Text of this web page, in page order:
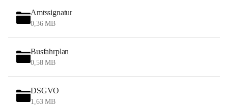
Stössing zählt noch zum Naherholungsraum Wien sowie
zum Naherholungsraum St. Pölten. Viele Bauernhöfe hatten
„ihre Wiener“. Seit 1960 bauten viele Wiener
Wochenendhäuser im Gemeindegebiet. Wegen des
waldreichen Jagdgebietes haben viele Jagdpächter ihre
Das Wandern ist aus touristischer Sicht die bedeutendste
Tätigkeit. Das hügelige Gebiet mit Wanderwegen durch
Amtssignatur
0,36 MB
Busfahrplan
0,58 MB
DSGVO
1,63 MB